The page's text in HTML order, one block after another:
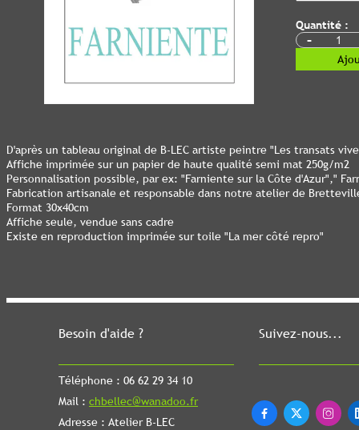
Besoin d'aide ?
Téléphone : 06 62 29 34 10
Mail : chbellec@wanadoo.fr
Adresse : Atelier B-LEC
Suivez-nous...
  
Quantité :
-
D'après un tableau original de B-LEC artiste peintre "Les transats
Affiche imprimée sur un papier de haute qualité semi mat 250g/m2
Personnalisation possible, par ex: "Farniente sur la Côte d'Azur","
Fabrication artisanale et responsable dans notre atelier de
Format 30x40cm
Affiche seule, vendue sans cadre
Existe en reproduction imprimée sur toile "La mer côté repro"